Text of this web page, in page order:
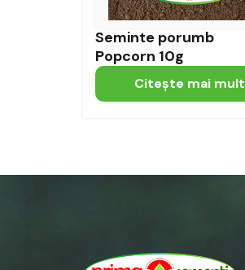
Seminte porumb
Popcorn 10g
Citeşte mai mult